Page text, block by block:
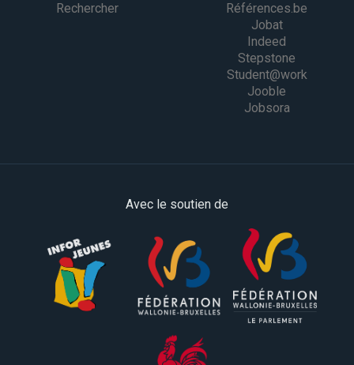
Rechercher
Références.be
Jobat
Indeed
Stepstone
Student@work
Jooble
Jobsora
Avec le soutien de